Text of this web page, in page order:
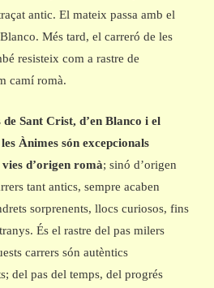
antic. El mateix passa amb el
Més tard, el carreró de les
resisteix com a rastre de
camí romà.
Sant Crist, d’en Blanco i el
Ànimes són excepcionals
d’origen romà; sinó d’origen
tant antics, sempre acaben
sorprenents, llocs curiosos, fins
És el rastre del pas milers
carrers són autèntics
del pas del temps, del progrés